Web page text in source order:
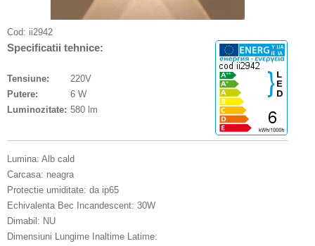
Cod: ii2942
Specificatii tehnice:
Tensiune:
220V
Putere:
6 W
Luminozitate: 580 lm
Lumina: Alb cald
Carcasa: neagra
Protectie umiditate: da ip65
Echivalenta Bec Incandescent: 30W
Dimabil: NU
Dimensiuni Lungime Inaltime Latime: